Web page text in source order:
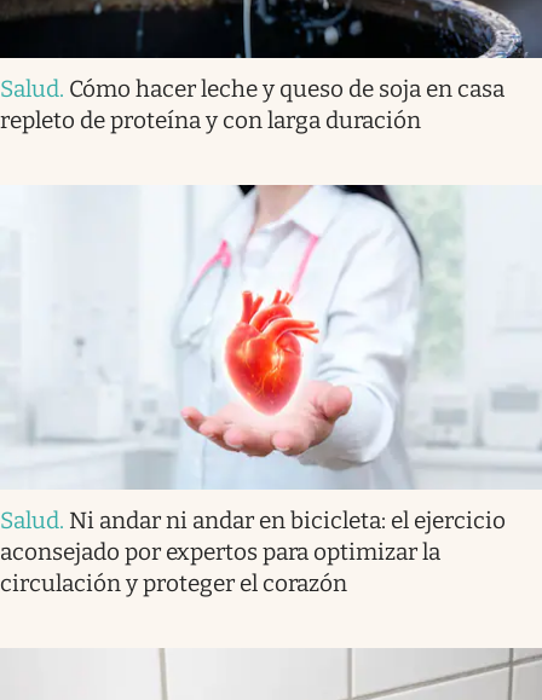
Salud. Cómo hacer leche y queso de soja en casa
repleto de proteína y con larga duración
Salud. Ni andar ni andar en bicicleta: el ejercicio
aconsejado por expertos para optimizar la
circulación y proteger el corazón